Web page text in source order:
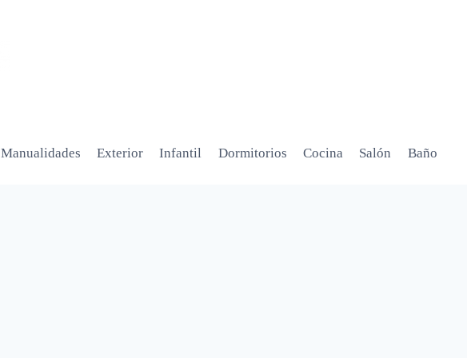
Manualidades Exterior Infantil Dormitorios Cocina Salón Baño